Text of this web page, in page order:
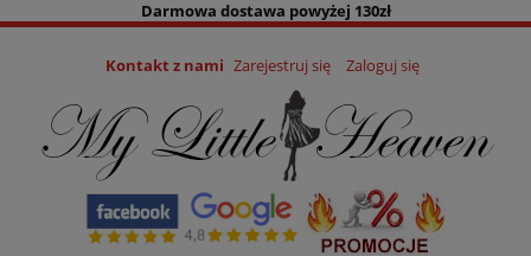
Darmowa dostawa powyżej 130zł
Kontakt z nami Zarejestruj się Zaloguj się